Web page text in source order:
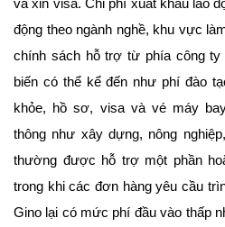
và xin visa. Chi phí xuất khẩu lao
động theo ngành nghề, khu vực
chính sách hỗ trợ từ phía công
biến có thể kể đến như phí đào
khỏe, hồ sơ, visa và vé máy
thông như xây dựng, nông
thường được hỗ trợ một phần
trong khi các đơn hàng yêu cầu
Gino lại có mức phí đầu vào thấp